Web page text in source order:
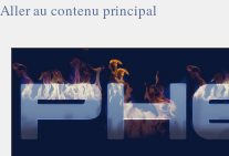
Aller au contenu principal